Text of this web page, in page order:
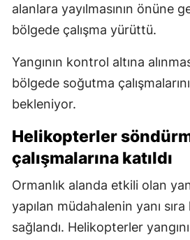
alanlara yayılmasının önüne
bölgede çalışma yürüttü.
Yangının kontrol altına
bölgede soğutma
bekleniyor.
Helikopterler
çalışmalarına katıldı
Ormanlık alanda etkili olan
yapılan müdahalenin yanı
sağlandı. Helikopterler